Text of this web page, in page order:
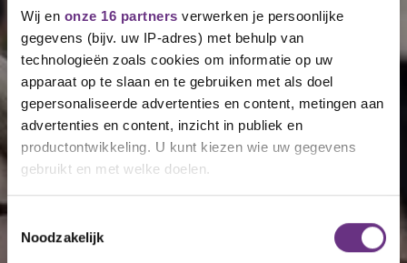
Wij en onze 16 partners verwerken je persoonlijke
gegevens (bijv. uw IP-adres) met behulp van
technologieën zoals cookies om informatie op uw
apparaat op te slaan en te gebruiken met als doel
gepersonaliseerde advertenties en content, metingen aan
advertenties en content, inzicht in publiek en
productontwikkeling. U kunt kiezen wie uw gegevens
gebruikt en met welke doelen.
Informatie verzamelen over uw geografische
Toestemmingsselectie
Noodzakelijk